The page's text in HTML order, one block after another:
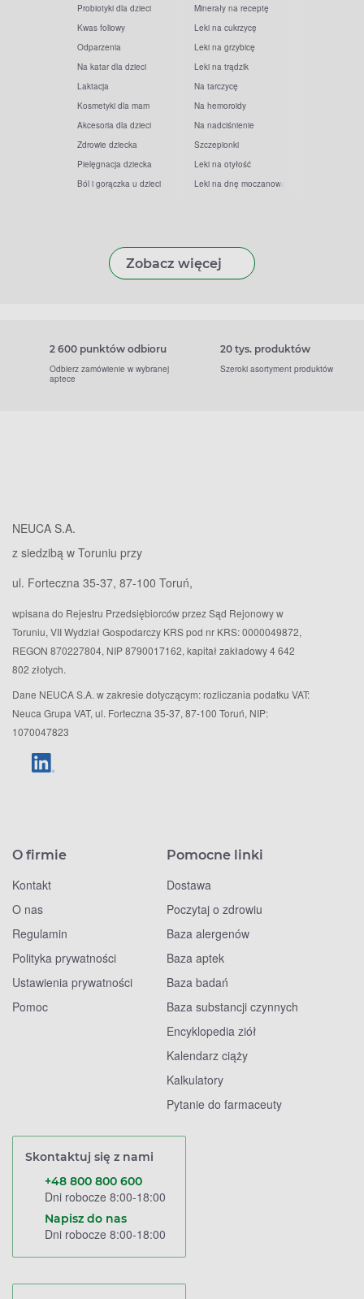
Probiotyki dla dzieci
Kwas foliowy
Odparzenia
Na katar dla dzieci
Laktacja
Kosmetyki dla mam
Akcesoria dla dzieci
Zdrowie dziecka
Pielęgnacja dziecka
Ból i gorączka u dzieci
Minerały na receptę
Leki na cukrzycę
Leki na grzybicę
Leki na trądzik
Na tarczycę
Na hemoroidy
Na nadciśnienie
Szczepionki
Leki na otyłość
Leki na dnę moczanową
Zobacz więcej
2 600 punktów odbioru
Odbierz zamówienie w wybranej
aptece
20 tys. produktów
Szeroki asortyment produktów
NEUCA S.A.
z siedzibą w Toruniu przy
ul. Forteczna 35-37, 87-100 Toruń,
wpisana do Rejestru Przedsiębiorców przez Sąd Rejonowy w
Toruniu, VII Wydział Gospodarczy KRS pod nr KRS: 0000049872,
REGON 870227804, NIP 8790017162, kapitał zakładowy 4 642
802 złotych.
Dane NEUCA S.A. w zakresie dotyczącym: rozliczania podatku VAT:
Neuca Grupa VAT, ul. Forteczna 35-37, 87-100 Toruń, NIP:
1070047823
O firmie
Kontakt
O nas
Regulamin
Polityka prywatności
Ustawienia prywatności
Pomoc
Pomocne linki
Dostawa
Poczytaj o zdrowiu
Baza alergenów
Baza aptek
Baza badań
Baza substancji czynnych
Encyklopedia ziół
Kalendarz ciąży
Kalkulatory
Pytanie do farmaceuty
Skontaktuj się z nami
+48 800 800 600
Dni robocze 8:00-18:00
Napisz do nas
Dni robocze 8:00-18:00